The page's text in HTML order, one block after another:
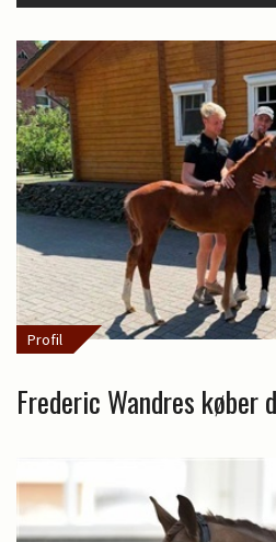
Profil
Frederic Wandres køber